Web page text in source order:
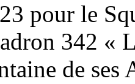
pour le
342 «
de ses